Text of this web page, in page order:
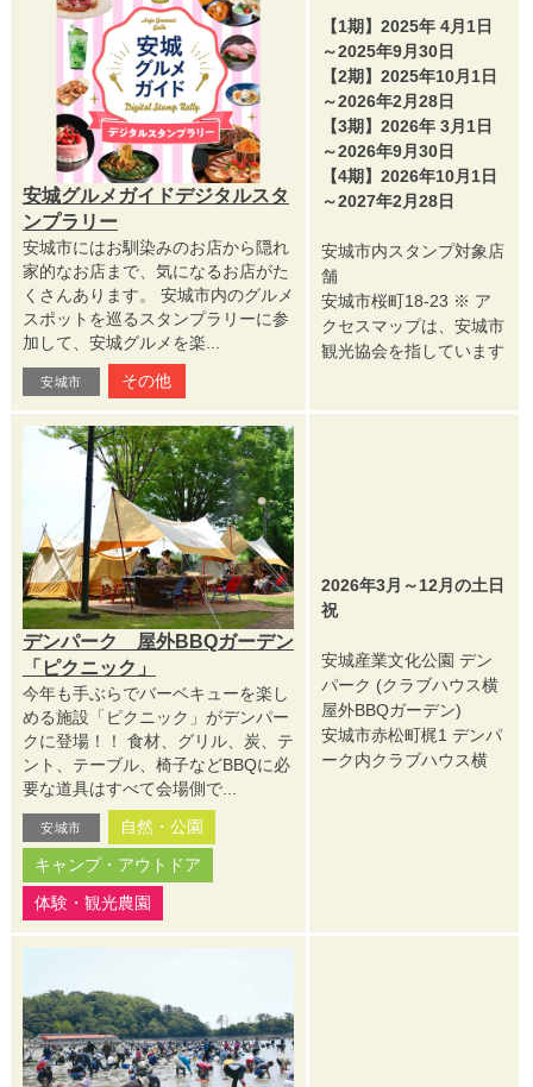
安城グルメガイドデジタルスタ
ンプラリー
安城市にはお馴染みのお店から隠れ
家的なお店まで、気になるお店がた
くさんあります。 安城市内のグルメ
スポットを巡るスタンプラリーに参
加して、安城グルメを楽...
安城市 その他
【1期】2025年 4月1日
～2025年9月30日
【2期】2025年10月1日
～2026年2月28日
【3期】2026年 3月1日
～2026年9月30日
【4期】2026年10月1日
～2027年2月28日
安城市内スタンプ対象店
舗
安城市桜町18-23 ※ ア
クセスマップは、安城市
観光協会を指しています
デンパーク 屋外BBQガーデン
「ピクニック」
今年も手ぶらでバーベキューを楽し
める施設「ピクニック」がデンパー
クに登場！！ 食材、グリル、炭、テ
ント、テーブル、椅子などBBQに必
要な道具はすべて会場側で...
安城市
自然・公園
キャンプ・アウトドア
体験・観光農園
2026年3月～12月の土日
祝
安城産業文化公園 デン
パーク (クラブハウス横
屋外BBQガーデン)
安城市赤松町梶1 デンパ
ーク内クラブハウス横